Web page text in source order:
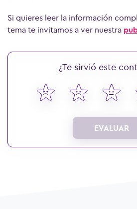
Si quieres leer la información
tema te invitamos a ver nuestra
¿Te sirvió este
EVALUAR